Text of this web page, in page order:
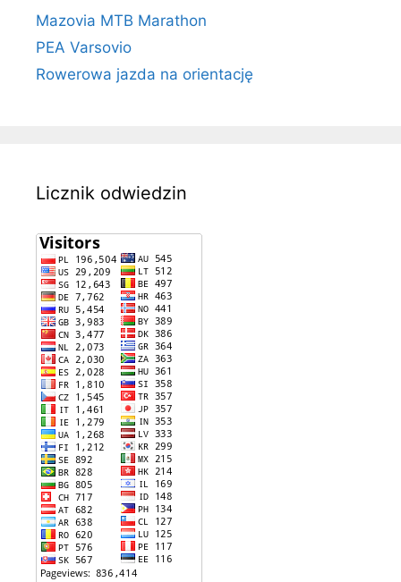
Mazovia MTB Marathon
PEA Varsovio
Rowerowa jazda na orientację
Licznik odwiedzin